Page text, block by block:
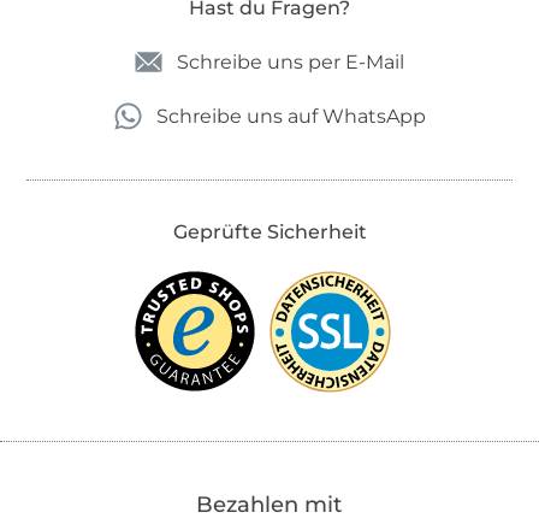
Hast du Fragen?
Schreibe uns per E-Mail
Schreibe uns auf WhatsApp
Geprüfte Sicherheit
Bezahlen mit